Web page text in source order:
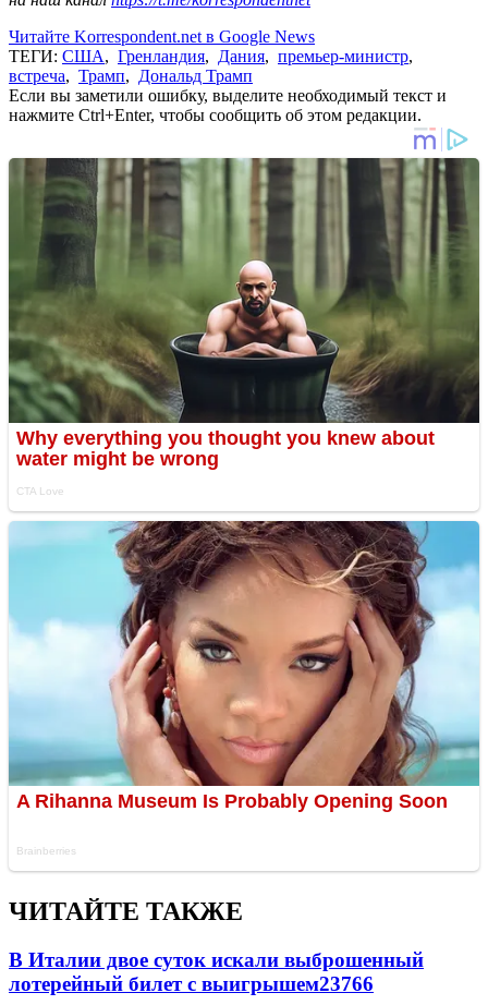
Читайте Korrespondent.net в Google News
ТЕГИ: США, Гренландия, Дания, премьер-министр,
встреча, Трамп, Дональд Трамп
Если вы заметили ошибку, выделите необходимый текст и
нажмите Ctrl+Enter, чтобы сообщить об этом редакции.
ЧИТАЙТЕ ТАКЖЕ
В Италии двое суток искали выброшенный
лотерейный билет с выигрышем23766